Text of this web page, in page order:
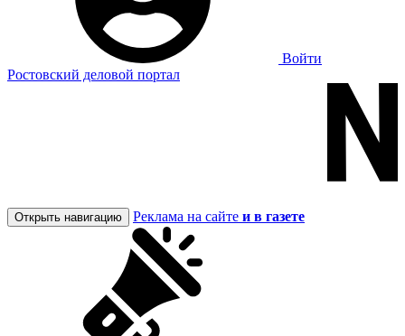
Войти
Ростовский деловой портал
Открыть навигацию Реклама на сайте и в газете